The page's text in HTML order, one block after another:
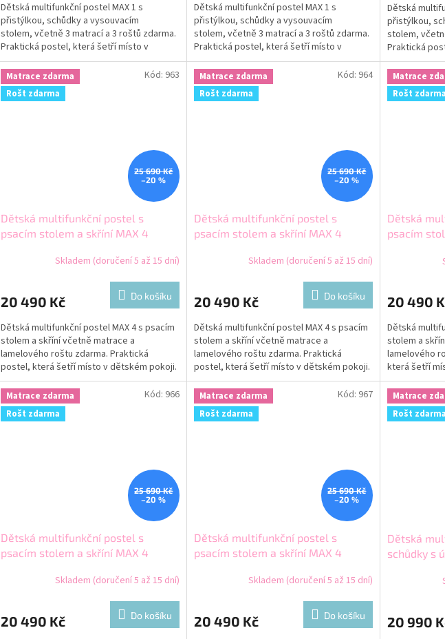
Dětská multifunkční postel MAX 1 s
přistýlkou, schůdky a vysouvacím
stolem, včetně 3 matrací a 3 roštů zdarma.
Praktická postel, která šetří místo v
dětském pokoji.
Dětská multifunkční postel MAX 1 s
přistýlkou, schůdky a vysouvacím
stolem, včetně 3 matrací a 3 roštů zdarma.
Praktická postel, která šetří místo v
dětském pokoji.
Dětská
přistýlkou,
stolem,
Praktická
dětském
Matrace zdarma
Rošt zdarma
25 690 Kč
–20 %
Dětská multifunkční postel s
psacím stolem a skříní MAX 4
Skladem (doručení 5 až 15 dní)
20 490 Kč Do košíku
Dětská multifunkční postel MAX 4 s psacím
stolem a skříní včetně matrace a
lamelového roštu zdarma. Praktická
postel, která šetří místo v dětském pokoji.
Kód: 963
Matrace zdarma
Rošt zdarma
25 690 Kč
–20 %
Dětská multifunkční postel s
psacím stolem a skříní MAX 4
Skladem (doručení 5 až 15 dní)
20 490 Kč Do košíku
Dětská multifunkční postel MAX 4 s psacím
stolem a skříní včetně matrace a
lamelového roštu zdarma. Praktická
postel, která šetří místo v dětském pokoji.
Kód: 964
Matrace
Rošt zdarma
Dětská
psacím
20 490
Dětská
stolem a
lamelového
která šetří
Matrace zdarma
Rošt zdarma
25 690 Kč
–20 %
Dětská multifunkční postel s
psacím stolem a skříní MAX 4
Skladem (doručení 5 až 15 dní)
20 490 Kč Do košíku
Kód: 966
Matrace zdarma
Rošt zdarma
25 690 Kč
–20 %
Dětská multifunkční postel s
psacím stolem a skříní MAX 4
Skladem (doručení 5 až 15 dní)
20 490 Kč Do košíku
Kód: 967
Matrace
Rošt zdarma
Dětská
schůdky s
20 990